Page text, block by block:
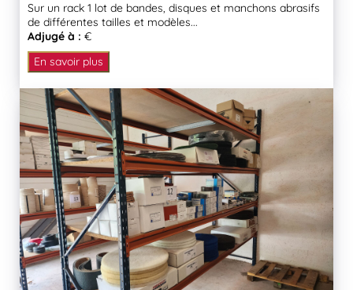
Sur un rack 1 lot de bandes, disques et manchons abrasifs
de différentes tailles et modèles...
Adjugé à : €
En savoir plus